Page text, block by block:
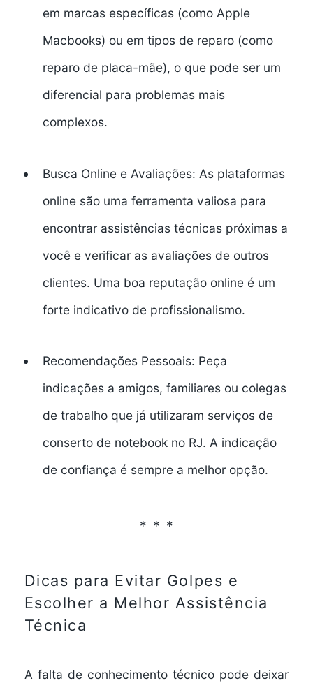
em marcas específicas (como Apple
Macbooks) ou em tipos de reparo (como
reparo de placa-mãe), o que pode ser um
diferencial para problemas mais
complexos.
Busca Online e Avaliações: As plataformas
online são uma ferramenta valiosa para
encontrar assistências técnicas próximas a
você e verificar as avaliações de outros
clientes. Uma boa reputação online é um
forte indicativo de profissionalismo.
Recomendações Pessoais: Peça
indicações a amigos, familiares ou colegas
de trabalho que já utilizaram serviços de
conserto de notebook no RJ. A indicação
de confiança é sempre a melhor opção.
Dicas para Evitar Golpes e
Escolher a Melhor Assistência
Técnica
A falta de conhecimento técnico pode deixar